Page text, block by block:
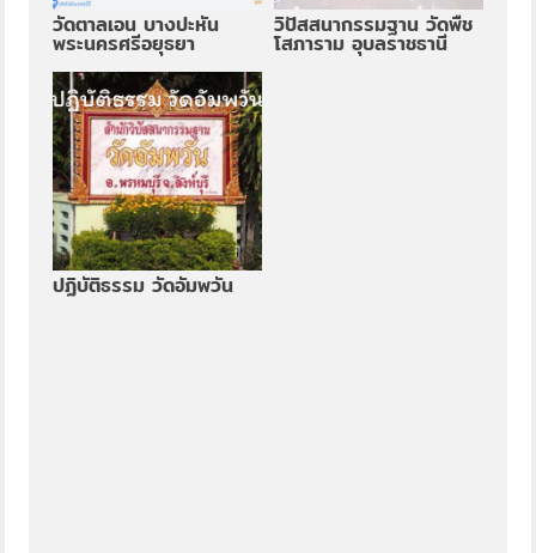
วัดตาลเอน บางปะหัน
พระนครศรีอยุธยา
วิปัสสนากรรมฐาน วัดพืช
โสภาราม อุบลราชธานี
ปฏิบัติธรรม วัดอัมพวัน